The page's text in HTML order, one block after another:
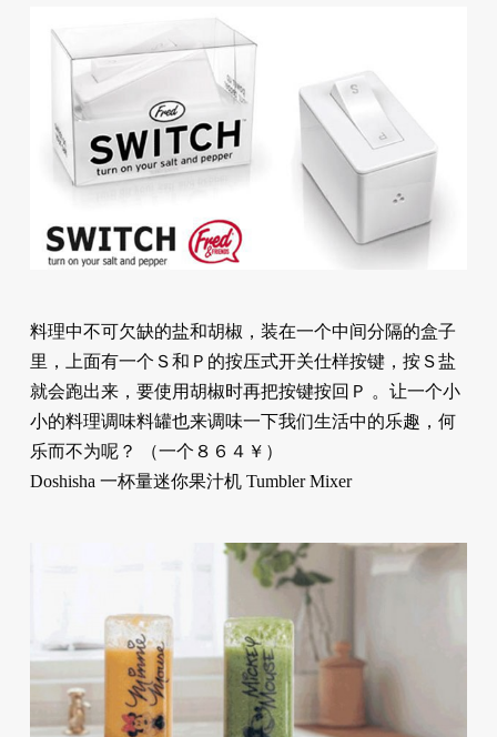
料理中不可欠缺的盐和胡椒，装在一个中间分隔的盒子
里，上面有一个Ｓ和Ｐ的按压式开关仕样按键，按Ｓ盐
就会跑出来，要使用胡椒时再把按键按回Ｐ 。让一个小
小的料理调味料罐也来调味一下我们生活中的乐趣，何
乐而不为呢？ （一个８６４￥）
Doshisha 一杯量迷你果汁机 Tumbler Mixer